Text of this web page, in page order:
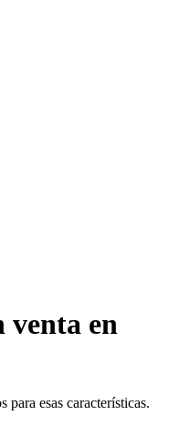
venta en
para esas características.